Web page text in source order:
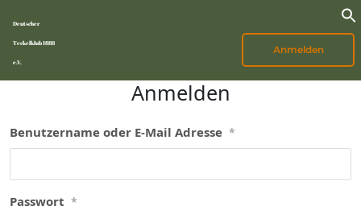
Deutscher
Teckelklub 1888
e.V.
Anmelden
Anmelden
Benutzername oder E-Mail Adresse *
Passwort *